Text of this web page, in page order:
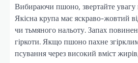
Вибираючи пшоно, звертайте увагу
Якісна крупа має яскраво-жовтий
чи тьмяного нальоту. Запах
гіркоти. Якщо пшоно пахне
псування через високий вміст